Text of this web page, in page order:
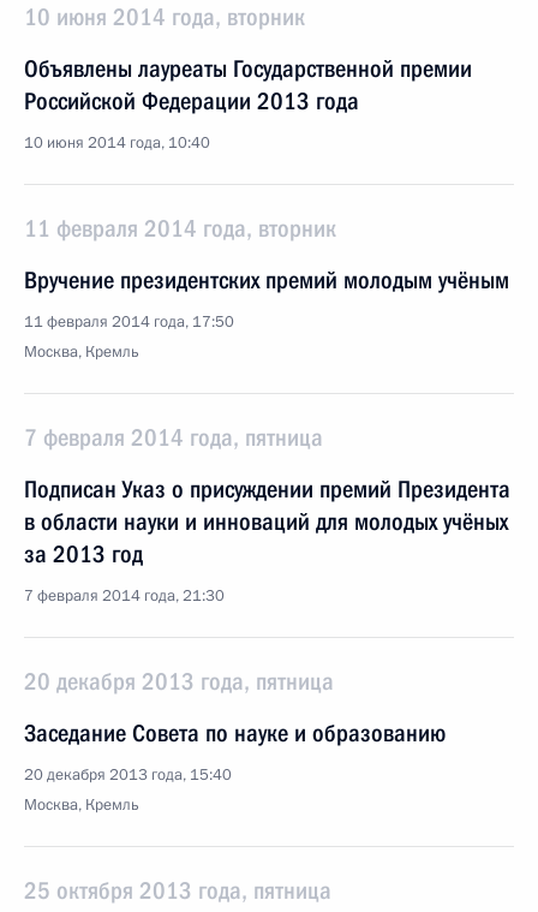
10 июня 2014 года, вторник
Объявлены лауреаты Государственной премии
Российской Федерации 2013 года
10 июня 2014 года, 10:40
11 февраля 2014 года, вторник
Вручение президентских премий молодым учёным
11 февраля 2014 года, 17:50
Москва, Кремль
7 февраля 2014 года, пятница
Подписан Указ о присуждении премий Президента
в области науки и инноваций для молодых учёных
за 2013 год
7 февраля 2014 года, 21:30
20 декабря 2013 года, пятница
Заседание Совета по науке и образованию
20 декабря 2013 года, 15:40
Москва, Кремль
25 октября 2013 года, пятница